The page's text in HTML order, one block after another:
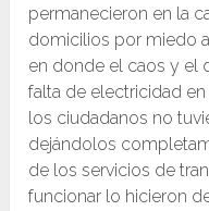
permanecieron en la
domicilios por miedo
en donde el caos y el
falta de electricidad
los ciudadanos no
dejándolos
de los servicios de
funcionar lo hicieron